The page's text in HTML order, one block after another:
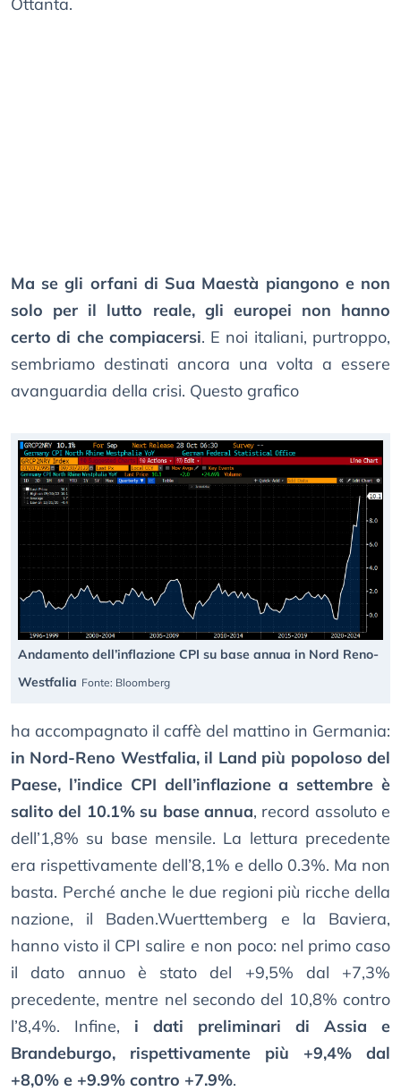
Ma se gli orfani di Sua Maestà piangono e non
solo per il lutto reale, gli europei non hanno
certo di che compiacersi. E noi italiani, purtroppo,
sembriamo destinati ancora una volta a essere
avanguardia della crisi. Questo grafico
Andamento dell’inflazione CPI su base annua in Nord Reno-
Westfalia Fonte: Bloomberg
ha accompagnato il caffè del mattino in Germania:
in Nord-Reno Westfalia, il Land più popoloso del
Paese, l’indice CPI dell’inflazione a settembre è
salito del 10.1% su base annua, record assoluto e
dell’1,8% su base mensile. La lettura precedente
era rispettivamente dell’8,1% e dello 0.3%. Ma non
basta. Perché anche le due regioni più ricche della
nazione, il Baden.Wuerttemberg e la Baviera,
hanno visto il CPI salire e non poco: nel primo caso
il dato annuo è stato del +9,5% dal +7,3%
precedente, mentre nel secondo del 10,8% contro
l’8,4%. Infine, i dati preliminari di Assia e
Brandeburgo, rispettivamente più +9,4% dal
+8,0% e +9.9% contro +7.9%.